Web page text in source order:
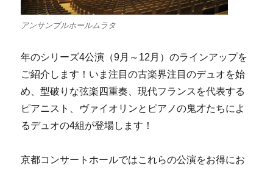
アンサンブルホールムラタ
年のシリーズ4公演（9月～12月）のラインアップを
ご紹介します！いま注目の古楽界注目のデュオを始
め、型破りな弦楽四重奏、現代フランスを代表する
ピアニスト、ヴァイオリンとピアノの鬼才たちによ
るデュオの4組が登場します！
京都コンサートホールではこれらの公演をお得にお